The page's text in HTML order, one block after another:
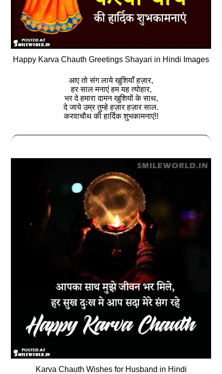
Happy Karva Chauth Greetings Shayari in Hindi Images
आए तो संग लाये खुशियाँ हज़ार,
हर साल मनाएं हम यह त्योहार,
भर दे हमारा दामन खुशियों के साथ,
दे जाये उम्र तुम्हे हज़ार हज़ार साल.
करवाचौथ की हार्दिक शुभकामनाएं!!
Karva Chauth Wishes for Husband in Hindi